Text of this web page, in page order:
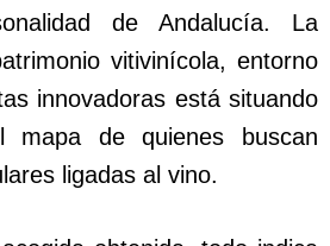
de Andalucía. La
vitivinícola, entorno
innovadoras está situando
de quienes buscan
ligadas al vino.